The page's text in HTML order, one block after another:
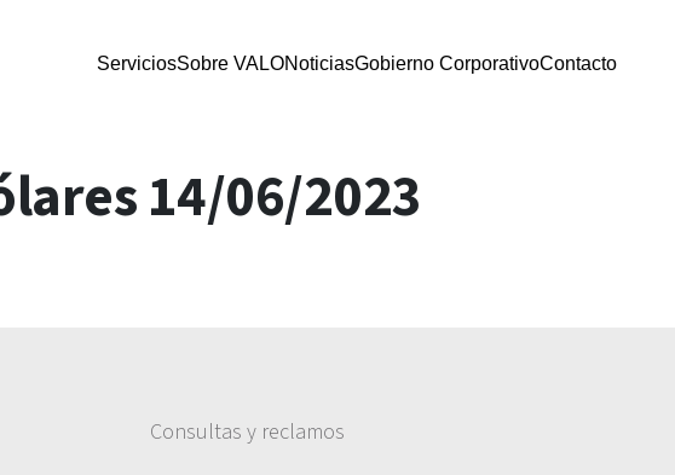
ServiciosSobre VALONoticiasGobierno CorporativoContacto
14/06/2023
Consultas y reclamos